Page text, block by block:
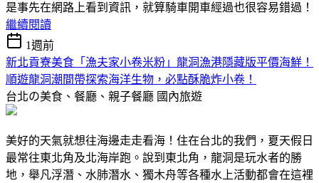
是事先在網路上看到資訊，就算騎車開車經過也很容易錯過！
繼續閱讀
1週前
新北貢寮美食「漁夫家小卷米粉」龍洞漁港隱藏版平價海鮮！
順遊龍洞潮間帶探索海洋生物，必點酥脆炸小卷！
台北の美食、餐廳、親子餐廳 國內旅遊
美好的天氣就想往海邊走走看海！住在台北的我們，夏天假日
最常往東北角及北海岸跑。說到東北角，龍洞是玩水者的勝
地，舉凡浮潛、水肺潛水、獨木舟等各種水上活動都會在這裡